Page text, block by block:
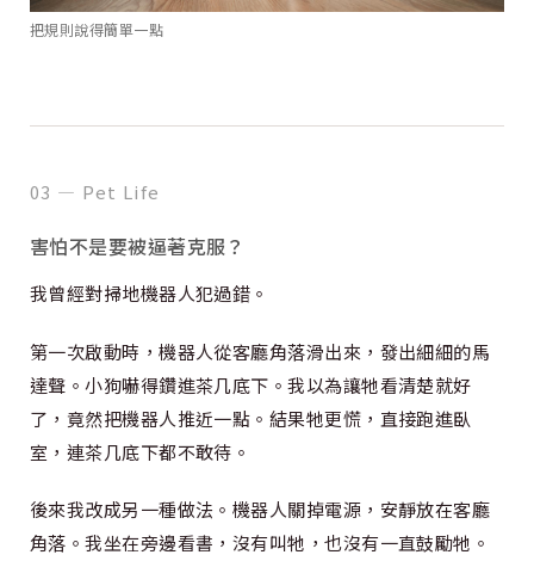
把規則說得簡單一點
03 — Pet Life
害怕不是要被逼著克服？
我曾經對掃地機器人犯過錯。
第一次啟動時，機器人從客廳角落滑出來，發出細細的馬
達聲。小狗嚇得鑽進茶几底下。我以為讓牠看清楚就好
了，竟然把機器人推近一點。結果牠更慌，直接跑進臥
室，連茶几底下都不敢待。
後來我改成另一種做法。機器人關掉電源，安靜放在客廳
角落。我坐在旁邊看書，沒有叫牠，也沒有一直鼓勵牠。